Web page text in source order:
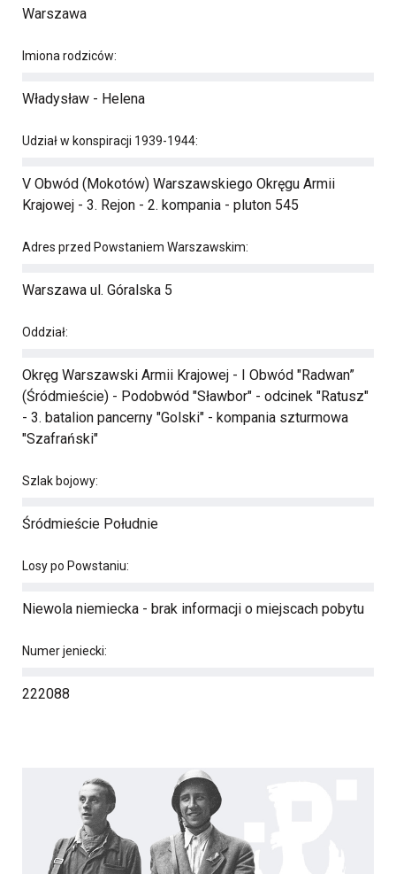
Warszawa
Imiona rodziców:
Władysław - Helena
Udział w konspiracji 1939-1944:
V Obwód (Mokotów) Warszawskiego Okręgu Armii
Krajowej - 3. Rejon - 2. kompania - pluton 545
Adres przed Powstaniem Warszawskim:
Warszawa ul. Góralska 5
Oddział:
Okręg Warszawski Armii Krajowej - I Obwód "Radwan”
(Śródmieście) - Podobwód "Sławbor" - odcinek "Ratusz"
- 3. batalion pancerny "Golski" - kompania szturmowa
"Szafrański"
Szlak bojowy:
Śródmieście Południe
Losy po Powstaniu:
Niewola niemiecka - brak informacji o miejscach pobytu
Numer jeniecki:
222088